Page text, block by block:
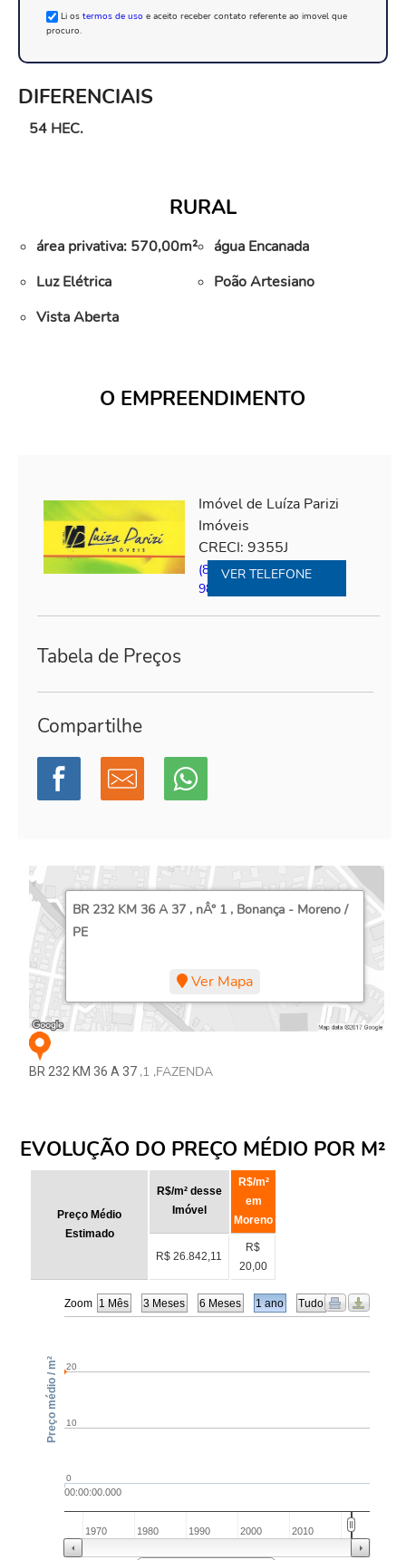
Li os termos de uso e aceito receber contato referente ao imovel que
procuro.
DIFERENCIAIS
54 HEC.
RURAL
área privativa: 570,00m²
água Encanada
Luz Elétrica
Poão Artesiano
Vista Aberta
O EMPREENDIMENTO
Imóvel de Luíza Parizi
Imóveis
CRECI: 9355J
(81)98613.7801|(81)
98613.7801
VER TELEFONE
Tabela de Preços
Compartilhe
BR 232 KM 36 A 37 , nÂ° 1 , Bonança - Moreno /
PE
Ver Mapa
BR 232 KM 36 A 37 ,1 ,FAZENDA
EVOLUÇÃO DO PREÇO MÉDIO POR M²